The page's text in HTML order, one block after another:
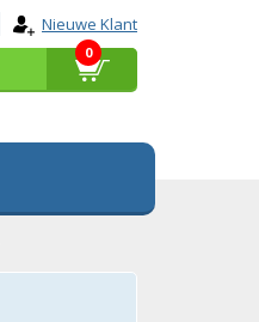
Nieuwe Klant
0